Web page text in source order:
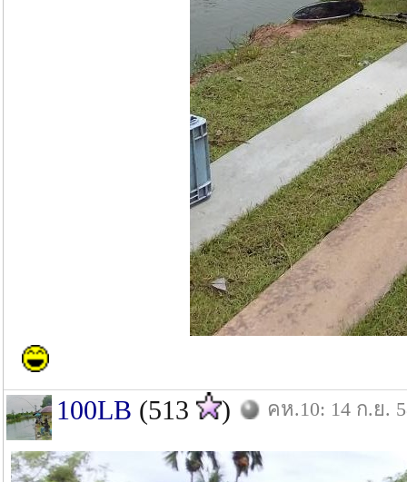
100LB (513 ) คห.10: 14 ก.ย.